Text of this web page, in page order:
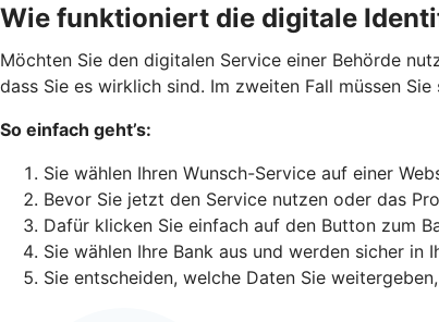
Wie funktioniert die digitale
Möchten Sie den digitalen Service einer Behörde
dass Sie es wirklich sind. Im zweiten Fall müssen
So einfach geht’s:
Sie wählen Ihren Wunsch-Service auf einer
Bevor Sie jetzt den Service nutzen oder das
Dafür klicken Sie einfach auf den Button zum
Sie wählen Ihre Bank aus und werden sicher
Sie entscheiden, welche Daten Sie